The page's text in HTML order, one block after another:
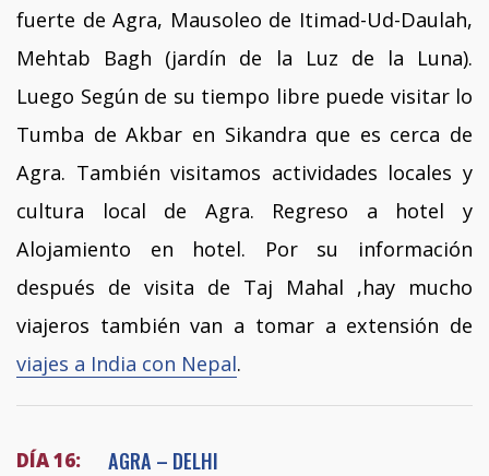
fuerte de Agra, Mausoleo de Itimad-Ud-Daulah,
Mehtab Bagh (jardín de la Luz de la Luna).
Luego Según de su tiempo libre puede visitar lo
Tumba de Akbar en Sikandra que es cerca de
Agra. También visitamos actividades locales y
cultura local de Agra. Regreso a hotel y
Alojamiento en hotel. Por su información
después de visita de Taj Mahal ,hay mucho
viajeros también van a tomar a extensión de
viajes a India con Nepal.
DÍA 16: AGRA – DELHI